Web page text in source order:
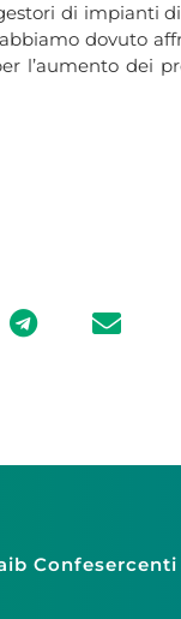
di impianti
dovuto
l’aumento dei